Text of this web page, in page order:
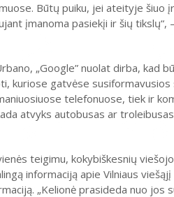
Būtų puiku, jei ateityje šiuo
įmanoma pasiekįi ir šių tikslų“,
„Google” nuolat dirba, kad
kuriose gatvėse
telefonuose, tiek ir
atvyks autobusas ar
teigimu, kokybiškesnių
informaciją apie Vilniaus
„Kelionė prasideda nuo jos